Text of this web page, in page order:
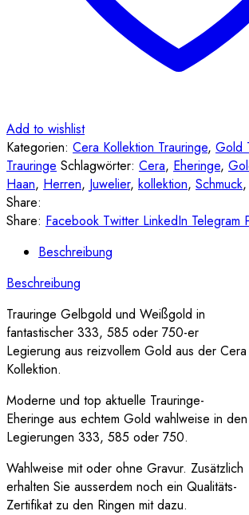
Add to wishlist
Kategorien: Cera Kollektion Trauringe, Gold
Trauringe Schlagwörter: Cera, Eheringe,
Haan, Herren, Juwelier, kollektion, Schmuck,
Share:
Share: Facebook Twitter LinkedIn Telegram
Beschreibung
Beschreibung
Trauringe Gelbgold und Weißgold in
fantastischer 333, 585 oder 750-er
Legierung aus reizvollem Gold aus der Cera
Kollektion.
Moderne und top aktuelle Trauringe-
Eheringe aus echtem Gold wahlweise in den
Legierungen 333, 585 oder 750.
Wahlweise mit oder ohne Gravur. Zusätzlich
erhalten Sie ausserdem noch ein Qualitäts-
Zertifikat zu den Ringen mit dazu.